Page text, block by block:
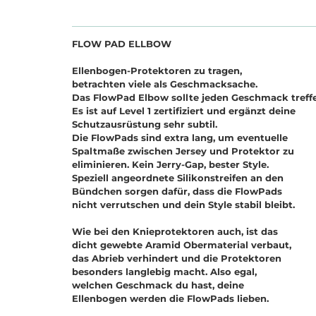
FLOW PAD ELLBOW
Ellenbogen-Protektoren zu tragen,
betrachten viele als Geschmacksache.
Das FlowPad Elbow sollte jeden Geschmack
Es ist auf Level 1 zertifiziert und ergänzt deine
Schutzausrüstung sehr subtil.
Die FlowPads sind extra lang, um eventuelle
Spaltmaße zwischen Jersey und Protektor zu
eliminieren. Kein Jerry-Gap, bester Style.
Speziell angeordnete Silikonstreifen an den
Bündchen sorgen dafür, dass die FlowPads
nicht verrutschen und dein Style stabil bleibt.
Wie bei den Knieprotektoren auch, ist das
dicht gewebte Aramid Obermaterial verbaut,
das Abrieb verhindert und die Protektoren
besonders langlebig macht. Also egal,
welchen Geschmack du hast, deine
Ellenbogen werden die FlowPads lieben.